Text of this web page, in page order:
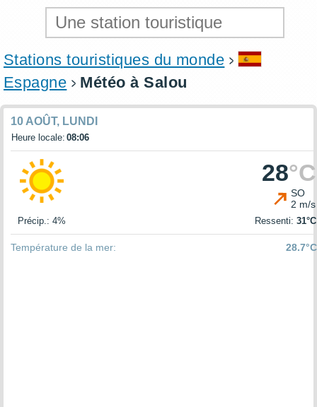
Stations touristiques du monde
Espagne
Météo à Salou
10 AOÛT, LUNDI
Heure locale: 08:06
28°C
SO
2 m/s
Précip.: 4% Ressenti: 31°C
Température de la mer: 28.7°C